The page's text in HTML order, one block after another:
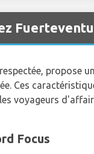
propose
Ces
voyageurs
Focus